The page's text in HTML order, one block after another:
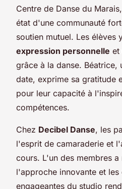
Centre de Danse du
état d'une communauté
soutien mutuel. Les élèves
expression personnelle et
grâce à la danse. Béatrice,
date, exprime sa gratitude
pour leur capacité à
compétences.
Chez Decibel Danse, les
l'esprit de camaraderie et
cours. L'un des membres a
l'approche innovante et les
engageantes du studio